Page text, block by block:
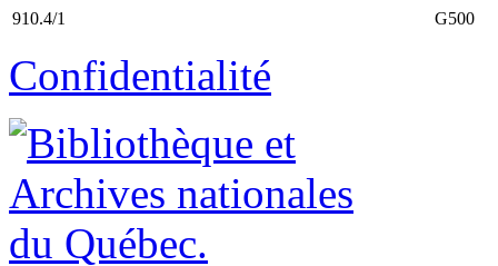
910.4/1 G500
Confidentialité